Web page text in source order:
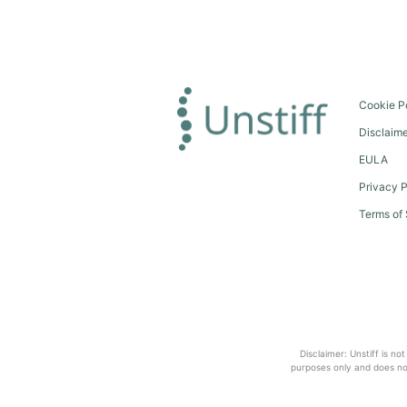
Cookie
EULA
Privacy
Terms of
Disclaimer: Unstiff is
purposes only and does